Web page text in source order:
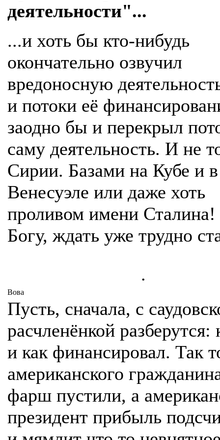
деятельности"...
...и хоть бы кто-нибудь
окончательно озвучил
вредоносную
и потоки её
заодно бы и перекрыл
саму деятельность. И не
Сирии. Базами на Кубе и в
Венесуэле или даже хоть
проливом имени
Богу, ждать уже трудно
.
Вова
Пусть, сначала, с
расчленёнкой разберутся:
и как финансировал. Так
американского
фарш пустили, а
президент прибыль